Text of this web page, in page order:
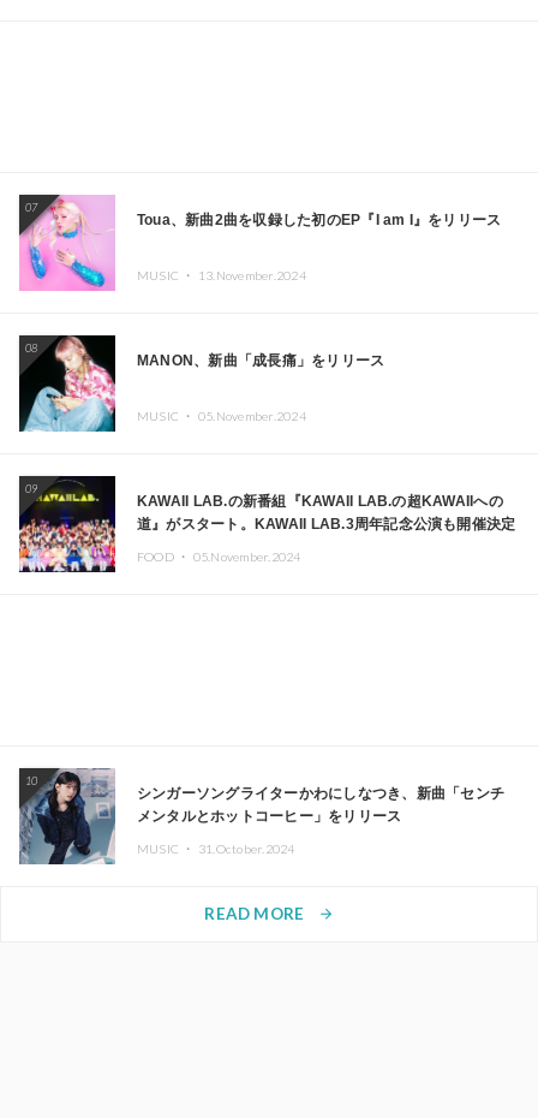
07
Toua、新曲2曲を収録した初のEP『I am I』をリリース
MUSIC ・ 13.November.2024
08
MANON、新曲「成長痛」をリリース
MUSIC ・ 05.November.2024
09
KAWAII LAB.の新番組『KAWAII LAB.の超KAWAIIへの
道』がスタート。KAWAII LAB.3周年記念公演も開催決定
FOOD ・ 05.November.2024
10
シンガーソングライターかわにしなつき、新曲「センチ
メンタルとホットコーヒー」をリリース
MUSIC ・ 31.October.2024
READ MORE arrow_forward